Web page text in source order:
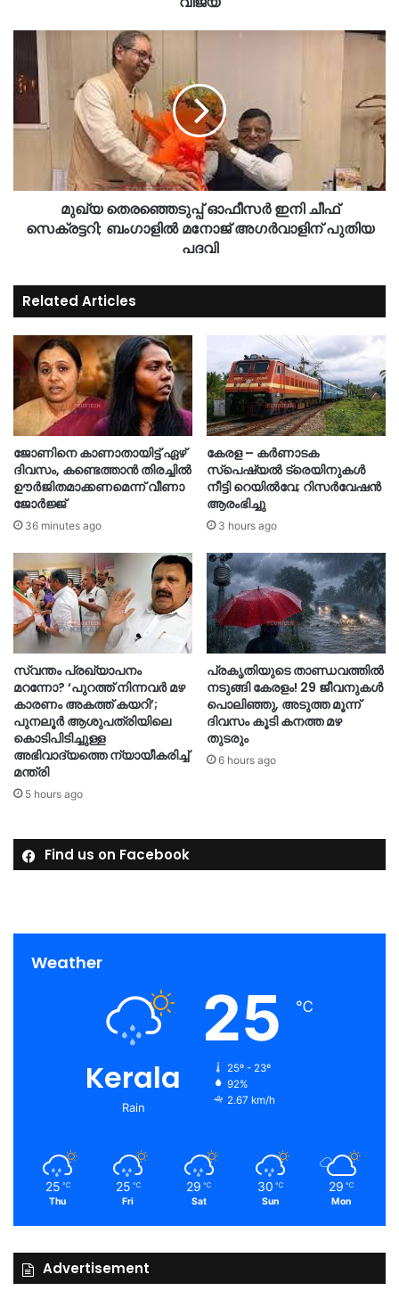
മുഖ്യ തെരഞ്ഞെടുപ്പ് ഓഫീസർ ഇനി ചീഫ്
സെക്രട്ടറി; ബംഗാളിൽ മനോജ് അഗർവാളിന് പുതിയ
പദവി
Related Articles
ജോണിനെ കാണാതായിട്ട് ഏഴ്
ദിവസം‌, കണ്ടെത്താൻ തിരച്ചിൽ
ഊർജിതമാക്കണമെന്ന് വീണാ
ജോർജ്ജ്
36 minutes ago
കേരള – കർണാടക
സ്പെഷ്യൽ ട്രെയിനുകൾ
നീട്ടി റെയിൽവേ; റിസർവേഷൻ
ആരംഭിച്ചു
3 hours ago
സ്വന്തം പ്രഖ്യാപനം
മറന്നോ? ‘പുറത്ത് നിന്നവർ മഴ
കാരണം അകത്ത് കയറി’;
പുനലൂർ ആശുപത്രിയിലെ
കൊടിപിടിച്ചുള്ള
അഭിവാദ്യത്തെ ന്യായീകരിച്ച്
മന്ത്രി
5 hours ago
പ്രകൃതിയുടെ താണ്ഡവത്തിൽ
നടുങ്ങി കേരളം! 29 ജീവനുകൾ
പൊലിഞ്ഞു, അടുത്ത മൂന്ന്
ദിവസം കൂടി കനത്ത മഴ
തുടരും
6 hours ago
Find us on Facebook
Weather
Kerala
Rain
25 ℃
25º - 23º
92%
2.67 km/h
25 ℃
Thu
25 ℃
Fri
29 ℃
Sat
30 ℃
Sun
29 ℃
Mon
Advertisement